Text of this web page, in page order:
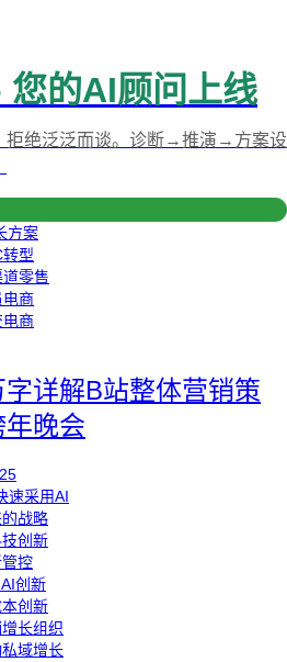
方案
型
零售
电商
电商
速采用AI
战略
创新
控
创新
创新
长组织
域增长
的AI顾问上线
拒绝泛泛而谈。诊断→推演→方案设
详解B站整体营销策
晚会